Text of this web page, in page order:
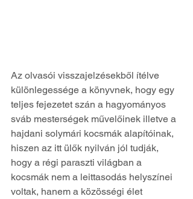
Az olvasói visszajelzésekből ítélve
különlegessége a könyvnek, hogy egy
teljes fejezetet szán a hagyományos
sváb mesterségek művelőinek illetve a
hajdani solymári kocsmák alapítóinak,
hiszen az itt ülők nyilván jól tudják,
hogy a régi paraszti világban a
kocsmák nem a leittasodás helyszínei
voltak, hanem a közösségi élet